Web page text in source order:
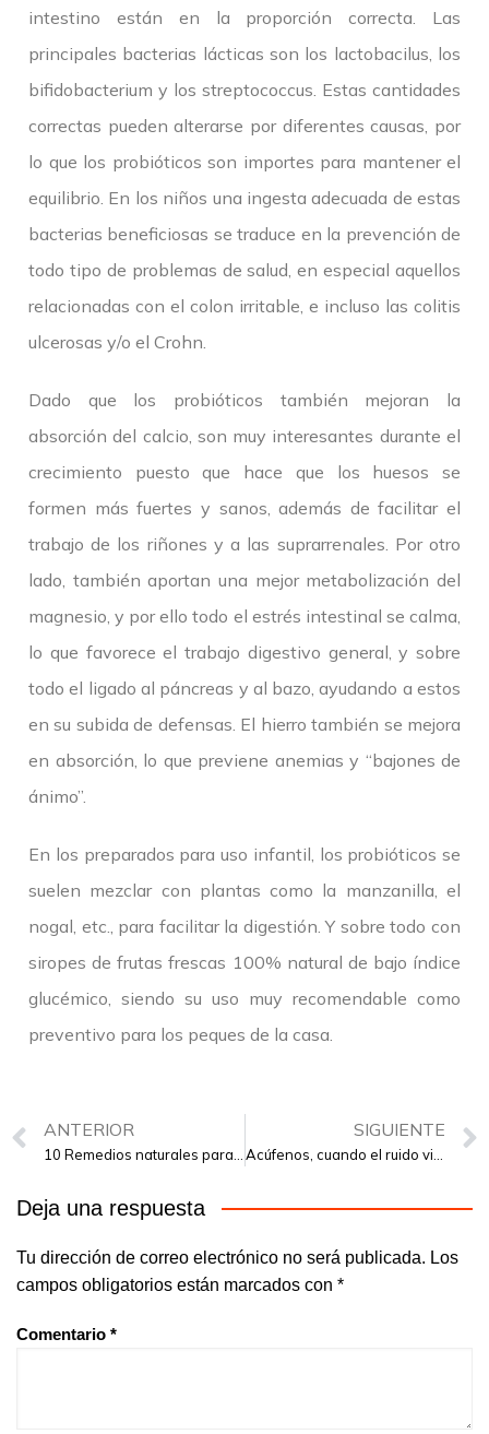
intestino están en la proporción correcta. Las
principales bacterias lácticas son los lactobacilus, los
bifidobacterium y los streptococcus. Estas cantidades
correctas pueden alterarse por diferentes causas, por
lo que los probióticos son importes para mantener el
equilibrio. En los niños una ingesta adecuada de estas
bacterias beneficiosas se traduce en la prevención de
todo tipo de problemas de salud, en especial aquellos
relacionadas con el colon irritable, e incluso las colitis
ulcerosas y/o el Crohn.
Dado que los probióticos también mejoran la
absorción del calcio, son muy interesantes durante el
crecimiento puesto que hace que los huesos se
formen más fuertes y sanos, además de facilitar el
trabajo de los riñones y a las suprarrenales. Por otro
lado, también aportan una mejor metabolización del
magnesio, y por ello todo el estrés intestinal se calma,
lo que favorece el trabajo digestivo general, y sobre
todo el ligado al páncreas y al bazo, ayudando a estos
en su subida de defensas. El hierro también se mejora
en absorción, lo que previene anemias y “bajones de
ánimo”.
En los preparados para uso infantil, los probióticos se
suelen mezclar con plantas como la manzanilla, el
nogal, etc., para facilitar la digestión. Y sobre todo con
siropes de frutas frescas 100% natural de bajo índice
glucémico, siendo su uso muy recomendable como
preventivo para los peques de la casa.
ANTERIOR SIGUIENTE
Deja una respuesta
Tu dirección de correo electrónico no será publicada. Los
campos obligatorios están marcados con *
Comentario *